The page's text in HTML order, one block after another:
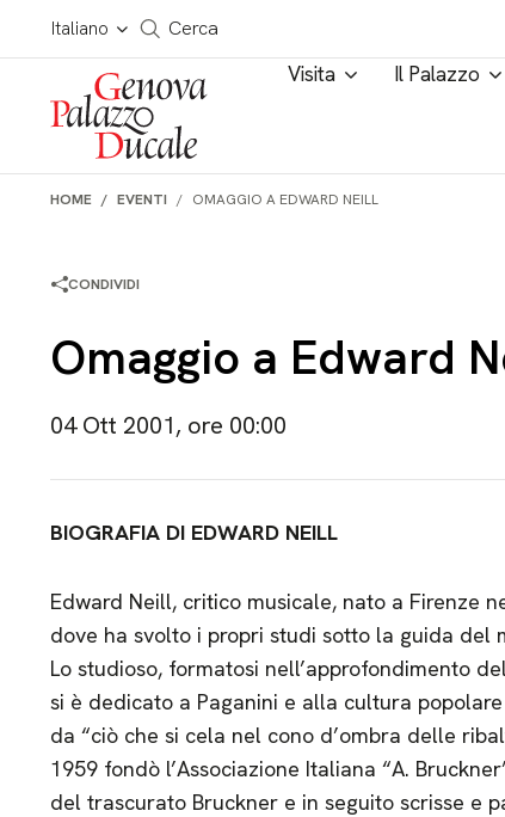
Salta al contenuto
Italiano
Cerca in tutto il sito
Cerca
Visita Il Palazzo
HOME EVENTI OMAGGIO A EDWARD NEILL
CONDIVIDI
Omaggio a Edward
04 Ott 2001, ore 00:00
BIOGRAFIA DI EDWARD NEILL
Edward Neill, critico musicale, nato a Firenze
dove ha svolto i propri studi sotto la guida del
Lo studioso, formatosi nell’approfondimento
si è dedicato a Paganini e alla cultura
da “ciò che si cela nel cono d’ombra delle
1959 fondò l’Associazione Italiana “A.
del trascurato Bruckner e in seguito scrisse e